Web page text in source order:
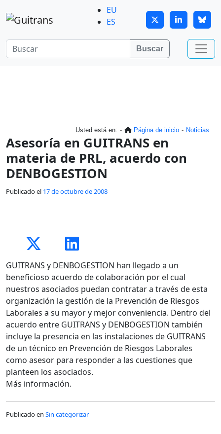
Continuar al contenido principal
EU
ES
Buscar
Usted está en: Página de inicio Noticias
Asesoría en GUITRANS en
materia de PRL, acuerdo con
DENBOGESTION
Publicado el 17 de octubre de 2008
GUITRANS y DENBOGESTION han llegado a un
beneficioso acuerdo de colaboración por el cual
nuestros asociados puedan contratar a través de esta
organización la gestión de la Prevención de Riesgos
Laborales a su mayor y mejor conveniencia. Dentro del
acuerdo entre GUITRANS y DENBOGESTION también
incluye la presencia en las instalaciones de GUITRANS
de un técnico en Prevención de Riesgos Laborales
como asesor para responder a las cuestiones que
planteen los asociados.
Más información.
Publicado en Sin categorizar